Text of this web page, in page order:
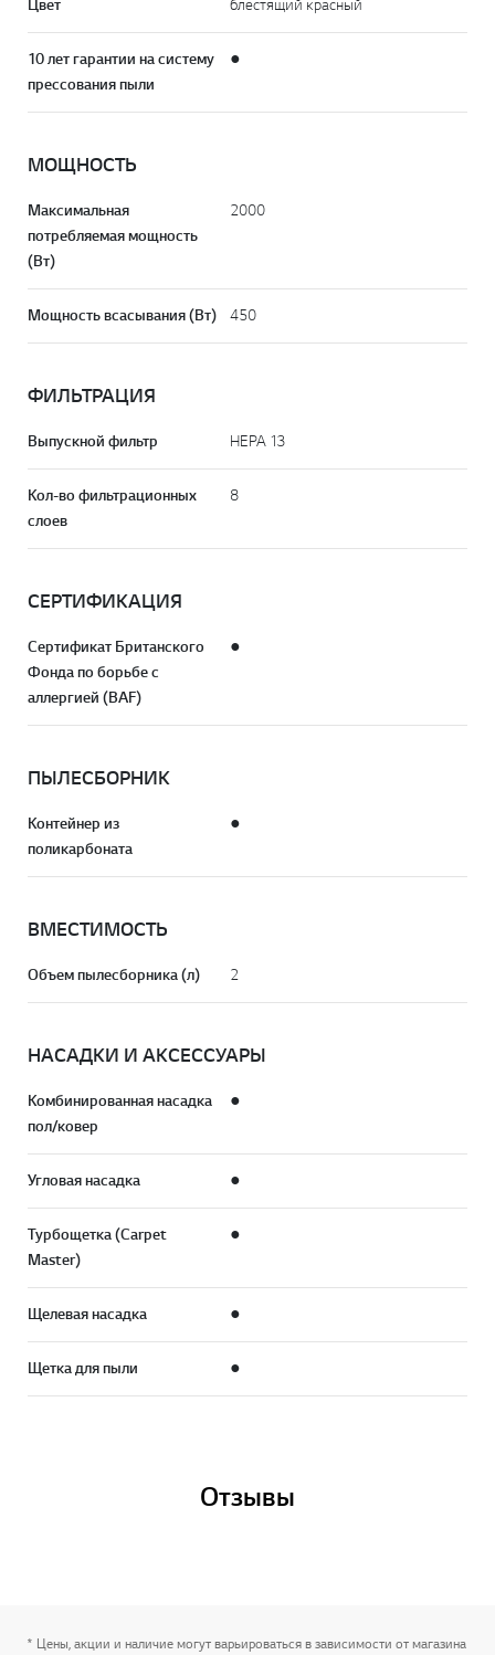
Цвет блестящий красный
10 лет гарантии на систему
прессования пыли
●
МОЩНОСТЬ
Максимальная
потребляемая мощность
(Вт)
2000
Мощность всасывания (Вт) 450
ФИЛЬТРАЦИЯ
Выпускной фильтр НЕРА 13
Кол-во фильтрационных
слоев
8
СЕРТИФИКАЦИЯ
Сертификат Британского
Фонда по борьбе с
аллергией (BAF)
●
ПЫЛЕСБОРНИК
Контейнер из
поликарбоната
●
ВМЕСТИМОСТЬ
Объем пылесборника (л) 2
НАСАДКИ И АКСЕССУАРЫ
Комбинированная насадка
пол/ковер
●
Угловая насадка ●
Турбощетка (Carpet
Master)
●
Щелевая насадка ●
Щетка для пыли ●
Отзывы
* Цены, акции и наличие могут варьироваться в зависимости от магазина